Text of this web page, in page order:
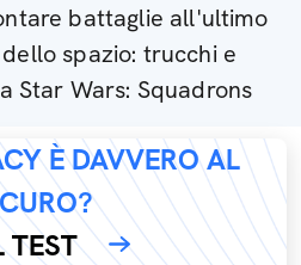
battaglie all'ultimo
spazio: trucchi e
Star Wars: Squadrons
È DAVVERO AL
TEST